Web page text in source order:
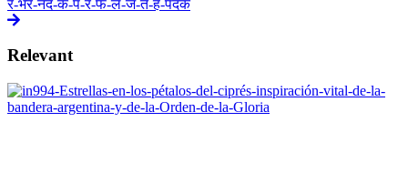
र-भर-नद-क-प-र-फ-ल-ज-त-ह-पदक
Relevant